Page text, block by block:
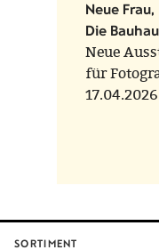
Neue Frau,
Die
Neue
für
SORTIMENT